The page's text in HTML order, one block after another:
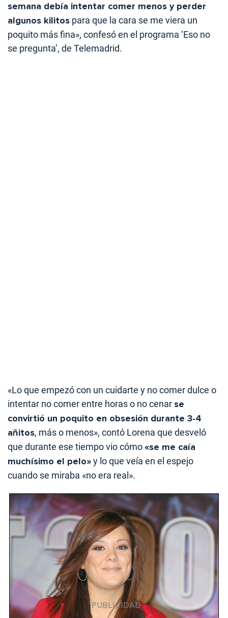
semana debía intentar comer menos y perder
algunos kilitos para que la cara se me viera un
poquito más fina», confesó en el programa ‘Eso no
se pregunta’, de Telemadrid.
«Lo que empezó con un cuidarte y no comer dulce o
intentar no comer entre horas o no cenar se
convirtió un poquito en obsesión durante 3-4
añitos, más o menos», contó Lorena que desveló
que durante ese tiempo vio cómo«se me caía
muchísimo el pelo»y lo que veía en el espejo
cuando se miraba «no era real».